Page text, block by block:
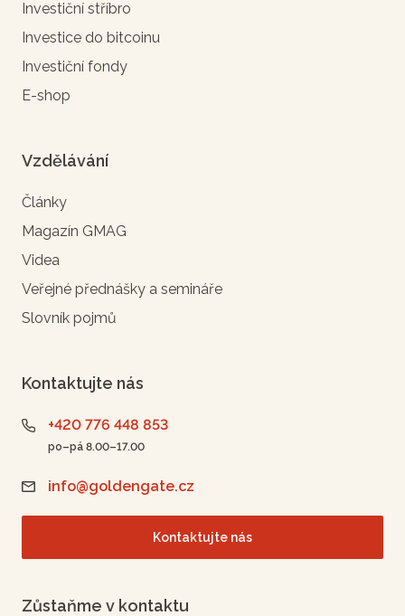
Investiční stříbro
Investice do bitcoinu
Investiční fondy
E-shop
Vzdělávání
Články
Magazín GMAG
Videa
Veřejné přednášky a semináře
Slovník pojmů
Kontaktujte nás
+420 776 448 853
po–pá 8.00–17.00
info@goldengate.cz
Kontaktujte nás
Zůstaňme v kontaktu